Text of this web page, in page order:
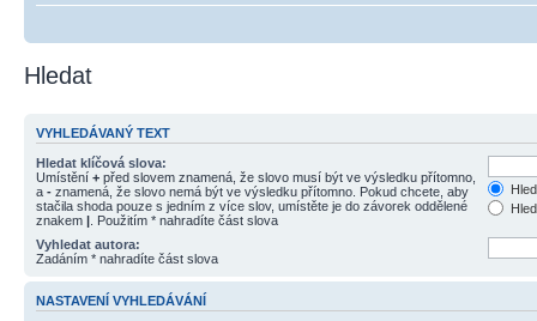
Hledat
VYHLEDÁVANÝ TEXT
Hledat klíčová slova:
Umístění + před slovem znamená, že slovo musí být ve výsledku přítomno,
a - znamená, že slovo nemá být ve výsledku přítomno. Pokud chcete, aby
stačila shoda pouze s jedním z více slov, umístěte je do závorek oddělené
znakem | . Použitím * nahradíte část slova
Vyhledat autora:
Zadáním * nahradíte část slova
NASTAVENÍ VYHLEDÁVÁNÍ